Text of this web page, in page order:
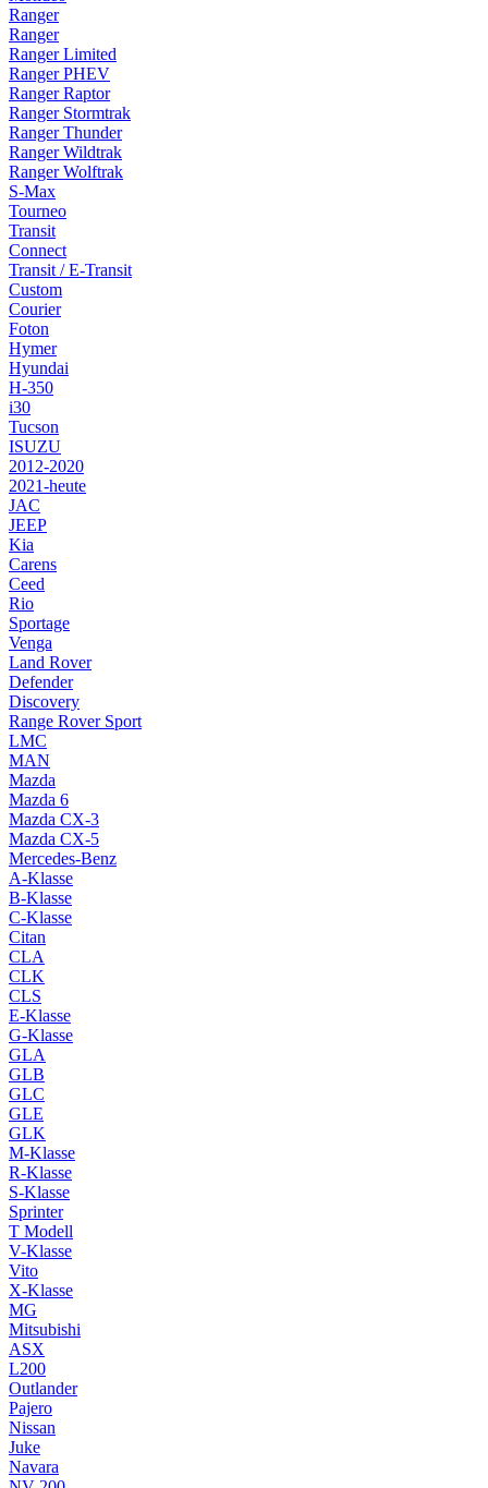
Ranger
Ranger
Ranger Limited
Ranger PHEV
Ranger Raptor
Ranger Stormtrak
Ranger Thunder
Ranger Wildtrak
Ranger Wolftrak
S-Max
Tourneo
Transit
Connect
Transit / E-Transit
Custom
Courier
Foton
Hymer
Hyundai
H-350
i30
Tucson
ISUZU
2012-2020
2021-heute
JAC
JEEP
Kia
Carens
Ceed
Rio
Sportage
Venga
Land Rover
Defender
Discovery
Range Rover Sport
LMC
MAN
Mazda
Mazda 6
Mazda CX-3
Mazda CX-5
Mercedes-Benz
A-Klasse
B-Klasse
C-Klasse
Citan
CLA
CLK
CLS
E-Klasse
G-Klasse
GLA
GLB
GLC
GLE
GLK
M-Klasse
R-Klasse
S-Klasse
Sprinter
T Modell
V-Klasse
Vito
X-Klasse
MG
Mitsubishi
ASX
L200
Outlander
Pajero
Nissan
Juke
Navara